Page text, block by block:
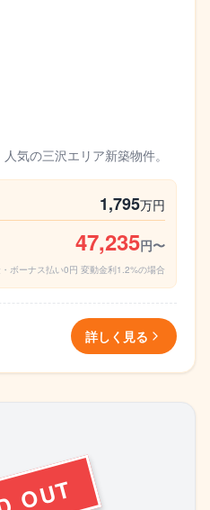
気の三沢エリア新築物件。
1,795万円
47,235円〜
ボーナス払い0円 変動金利1.2%の場合
詳しく見る